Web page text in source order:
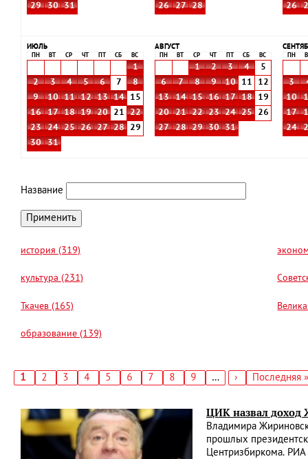
29
30 31
26
27 28
26
ИЮЛЬ
ПН ВТ СР ЧТ СБ ВС
1
2
3 4 5 6 7
8
9
10 11 12 13 14
15
16
17 18 19 20 21
22
23
24 25 26 27 28
29
30
31
АВГУСТ
ПН ВТ СР ЧТ СБ ВС
1 2 3 4
5
6
7 8 9 10 11
12
13
14 15 16 17 18
19
20
21 22 23 24 25
26
27
28 29 30 31
ПН
3
10
17
24
Название
история (319)
культура (231)
Ткачев (165)
образование (139)
Текущая
1 Страница
2 Страница
3 Страница
4 Страница
5 Страница
6 Страница
7 Страница
8 Страница
9 …
Следующая
›
Последняя
Последняя »
ЦИК назвал доход
Владимира
прошлых
Центризбиркома.